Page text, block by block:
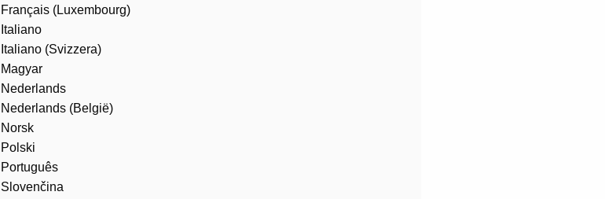
Français (Luxembourg)
Italiano
Italiano (Svizzera)
Magyar
Nederlands
Nederlands (België)
Norsk
Polski
Português
Slovenčina